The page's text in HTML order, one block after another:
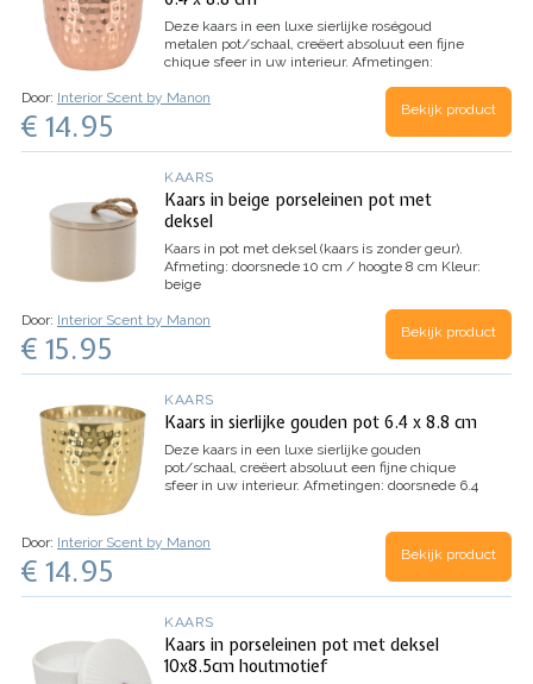
Deze kaars in een luxe sierlijke roségoud
metalen pot/schaal, creëert absoluut een fijne
chique sfeer in uw interieur. Afmetingen:
gram – ca. 40 branduren
Door: Interior Scent by Manon
€ 14.95 Bekijk product
KAARS
Kaars in beige porseleinen pot met
deksel
Kaars in pot met deksel (kaars is zonder geur).
Afmeting: doorsnede 10 cm / hoogte 8 cm Kleur:
beige
Door: Interior Scent by Manon
€ 15.95 Bekijk product
KAARS
Kaars in sierlijke gouden pot 6.4 x 8.8 cm
Deze kaars in een luxe sierlijke gouden
pot/schaal, creëert absoluut een fijne chique
sfeer in uw interieur. Afmetingen: doorsnede 6.4
Door: Interior Scent by Manon
€ 14.95 Bekijk product
KAARS
Kaars in porseleinen pot met deksel
10x8.5cm houtmotief